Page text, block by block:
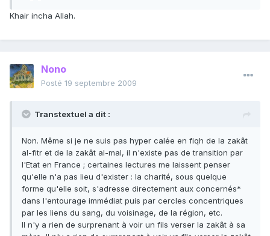
Khair incha Allah.
Nono
Posté 19 septembre 2009
Transtextuel a dit :
Non. Même si je ne suis pas hyper calée en fiqh de la zakât
al-fitr et de la zakât al-mal, il n'existe pas de transition par
l'Etat en France ; certaines lectures me laissent penser
qu'elle n'a pas lieu d'exister : la charité, sous quelque
forme qu'elle soit, s'adresse directement aux concernés*
dans l'entourage immédiat puis par cercles concentriques
par les liens du sang, du voisinage, de la région, etc.
Il n'y a rien de surprenant à voir un fils verser la zakât à sa